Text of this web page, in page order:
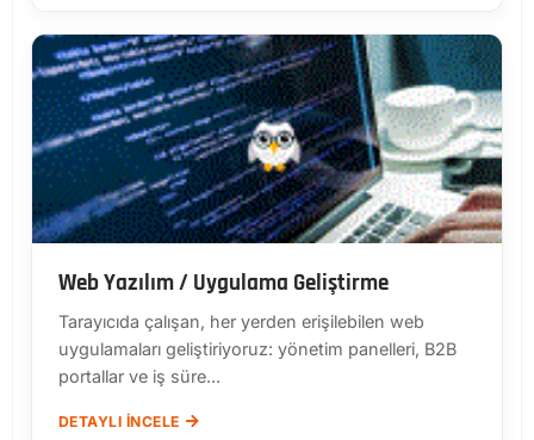
Web Yazılım / Uygulama Geliştirme
Tarayıcıda çalışan, her yerden erişilebilen web
uygulamaları geliştiriyoruz: yönetim panelleri, B2B
portallar ve iş süre...
DETAYLI İNCELE